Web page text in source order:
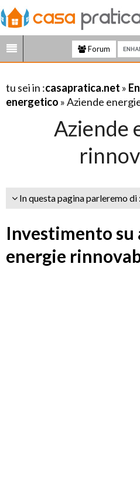
Forum
tu sei in :casapratica.net »
energetico » Aziende
Aziende
In questa pagina parleremo di :
Investimento su
energie